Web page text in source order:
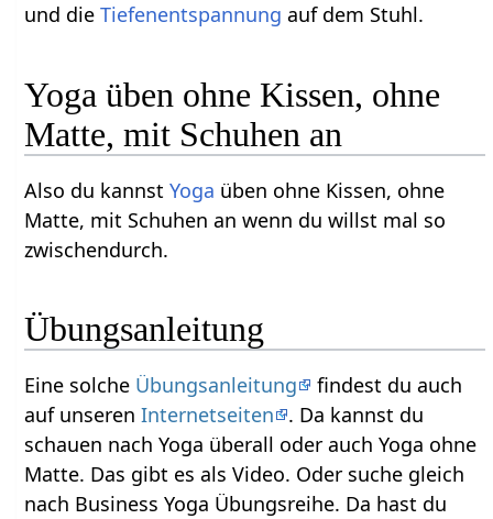
und dieTiefenentspannung auf dem Stuhl.
Yoga üben ohne Kissen, ohne
Matte, mit Schuhen an
Also du kannstYoga üben ohne Kissen, ohne
Matte, mit Schuhen an wenn du willst mal so
zwischendurch.
Übungsanleitung
Eine solche Übungsanleitung
findest du auch
auf unserenInternetseiten
. Da kannst du
schauen nach Yoga überall oder auch Yoga ohne
Matte. Das gibt es als Video. Oder suche gleich
nach Business Yoga Übungsreihe. Da hast du